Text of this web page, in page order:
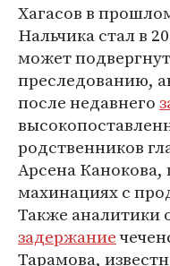
Хагасов в
Нальчика стал в
может
преследованию,
после недавнего
родственников
Арсена Канокова,
махинациях с
Также аналитики
задержание
Тарамова,